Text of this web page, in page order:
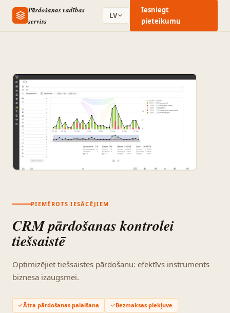
Pārdošanas vadības
serviss
LV
Iesniegt
pieteikumu
PIEMĒROTS IESĀCĒJIEM
CRM pārdošanas kontrolei
tiešsaistē
Optimizējiet tiešsaistes pārdošanu: efektīvs instruments
biznesa izaugsmei.
Ātra pārdošanas palaišana Bezmaksas piekļuve